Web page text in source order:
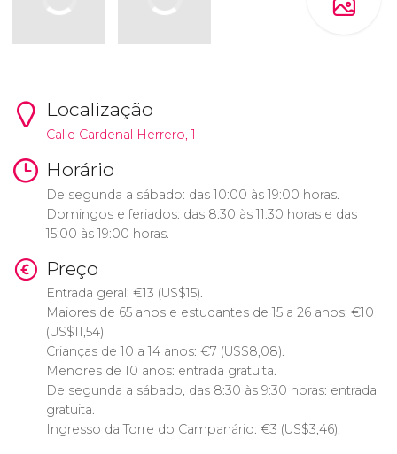
Localização
Calle Cardenal Herrero, 1
Horário
De segunda a sábado: das 10:00 às 19:00 horas.
Domingos e feriados: das 8:30 às 11:30 horas e das
15:00 às 19:00 horas.
Preço
Entrada geral: €13 (US$15).
Maiores de 65 anos e estudantes de 15 a 26 anos: €10
(US$11,54)
Crianças de 10 a 14 anos: €7 (US$8,08).
Menores de 10 anos: entrada gratuita.
De segunda a sábado, das 8:30 às 9:30 horas: entrada
gratuita.
Ingresso da Torre do Campanário: €3 (US$3,46).